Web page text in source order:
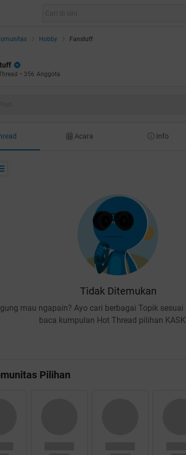
Hobby Fanstuff
• 356 Anggota
Acara Info
Tidak Ditemukan
mau ngapain? Ayo cari berbagai Topik
baca kumpulan Hot Thread pilihan
Pilihan